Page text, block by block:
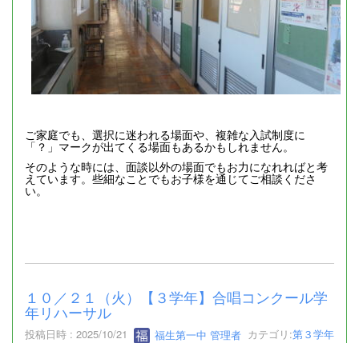
ご家庭でも、選択に迷われる場面や、複雑な入試制度に
「？」マークが出てくる場面もあるかもしれません。
そのような時には、面談以外の場面でもお力になれればと考
えています。些細なことでもお子様を通じてご相談くださ
い。
１０／２１（火）【３学年】合唱コンクール学
年リハーサル
投稿日時 : 2025/10/21 福生第一中 管理者 カテゴリ:第３学年